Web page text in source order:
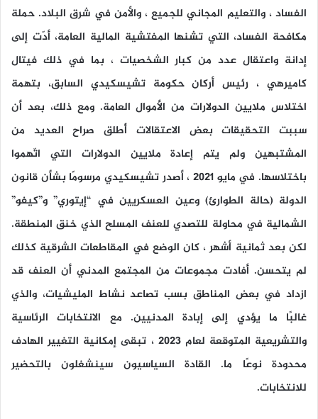
الفساد ، والتعليم المجاني للجميع ، والأمن في شرق البلاد. حملة
مكافحة الفساد، التي تشنها المفتشية المالية العامة، أدّت إلى
إدانة واعتقال عدد من كبار الشخصيات ، بما في ذلك فيتال
كاميرهي ، رئيس أركان حكومة تشيسكيدي السابق، بتهمة
اختلاس ملايين الدولارات من الأموال العامة. ومع ذلك، بعد أن
سببت التحقيقات بعض الاعتقالات أُطلق صراح العديد من
المشتبهين ولم يتم إعادة ملايين الدولارات التي اتّهموا
باختلاسها. في مايو 2021 ، أصدر تشيسكيدي مرسومًا بشأن قانون
الدولة (حالة الطوارئ) وعين العسكريين في “إيتوري” و”كيفو”
الشمالية في محاولة للتصدي للعنف المسلح الذي خنق المنطقة.
لكن بعد ثمانية أشهر ، كان الوضع في المقاطعات الشرقية كذلك
لم يتحسن. أفادت مجموعات من المجتمع المدني أن العنف قد
ازداد في بعض المناطق بسب تصاعد نشاط المليشيات، والذي
غالبًا ما يؤدي إلى إبادة المدنيين. مع الانتخابات الرئاسية
والتشريعية المتوقعة لعام 2023 ، تبقى إمكانية التغيير الهادف
محدودة نوعًا ما. القادة السياسيون سينشغلون بالتحضير
للانتخابات.